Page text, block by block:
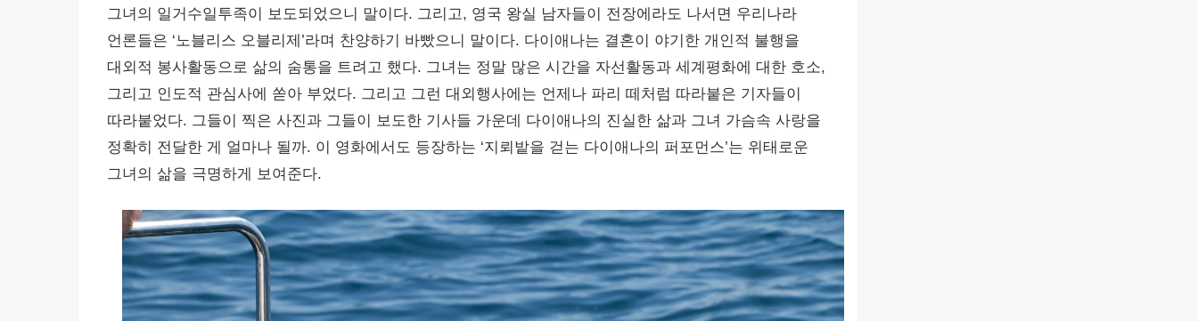
그녀의 일거수일투족이 보도되었으니 말이다. 그리고, 영국 왕실 남자들이 전장에라도 나서면 우리나라
언론들은 ‘노블리스 오블리제’라며 찬양하기 바빴으니 말이다. 다이애나는 결혼이 야기한 개인적 불행을
대외적 봉사활동으로 삶의 숨통을 트려고 했다. 그녀는 정말 많은 시간을 자선활동과 세계평화에 대한 호소,
그리고 인도적 관심사에 쏟아 부었다. 그리고 그런 대외행사에는 언제나 파리 떼처럼 따라붙은 기자들이
따라붙었다. 그들이 찍은 사진과 그들이 보도한 기사들 가운데 다이애나의 진실한 삶과 그녀 가슴속 사랑을
정확히 전달한 게 얼마나 될까. 이 영화에서도 등장하는 ‘지뢰밭을 걷는 다이애나의 퍼포먼스’는 위태로운
그녀의 삶을 극명하게 보여준다.